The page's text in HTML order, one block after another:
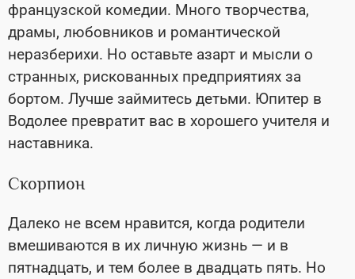
французской комедии. Много творчества,
драмы, любовников и романтической
неразберихи. Но оставьте азарт и мысли о
странных, рискованных предприятиях за
бортом. Лучше займитесь детьми. Юпитер в
Водолее превратит вас в хорошего учителя и
наставника.
Скорпион
Далеко не всем нравится, когда родители
вмешиваются в их личную жизнь — и в
пятнадцать, и тем более в двадцать пять. Но